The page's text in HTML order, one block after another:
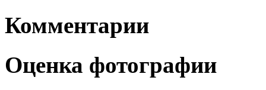
Комментарии
Оценка фотографии